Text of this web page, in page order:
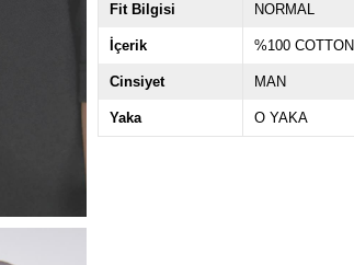
Fit Bilgisi NORMAL
İçerik %100 COTTON
Cinsiyet MAN
Yaka O YAKA